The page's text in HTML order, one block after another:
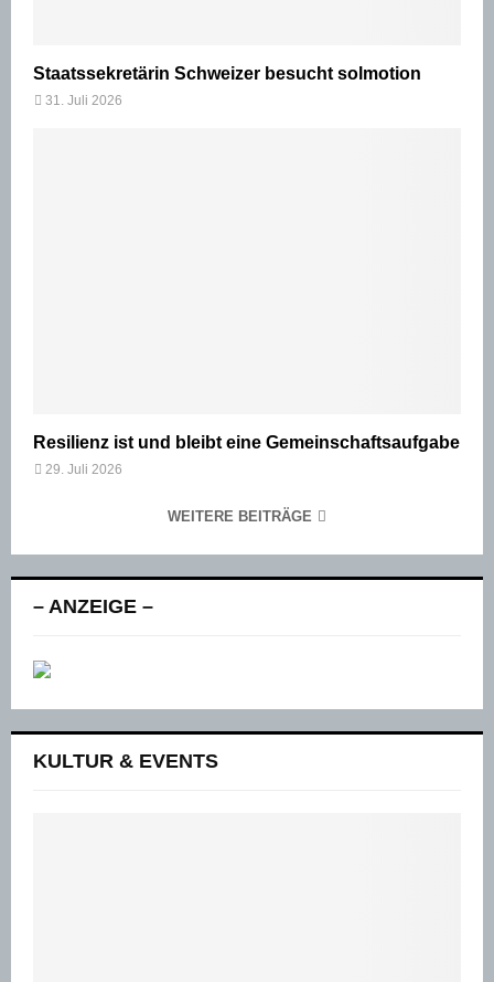
Staatssekretärin Schweizer besucht solmotion
31. Juli 2026
Resilienz ist und bleibt eine Gemeinschaftsaufgabe
29. Juli 2026
WEITERE BEITRÄGE
– ANZEIGE –
KULTUR & EVENTS